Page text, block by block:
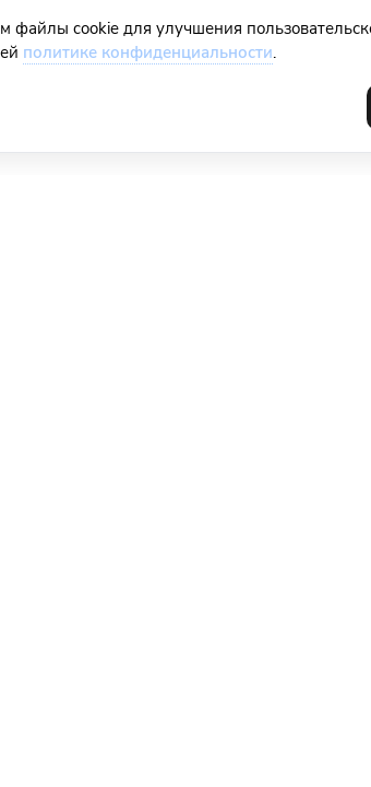
файлы cookie для улучшения
политике конфиденциальности.